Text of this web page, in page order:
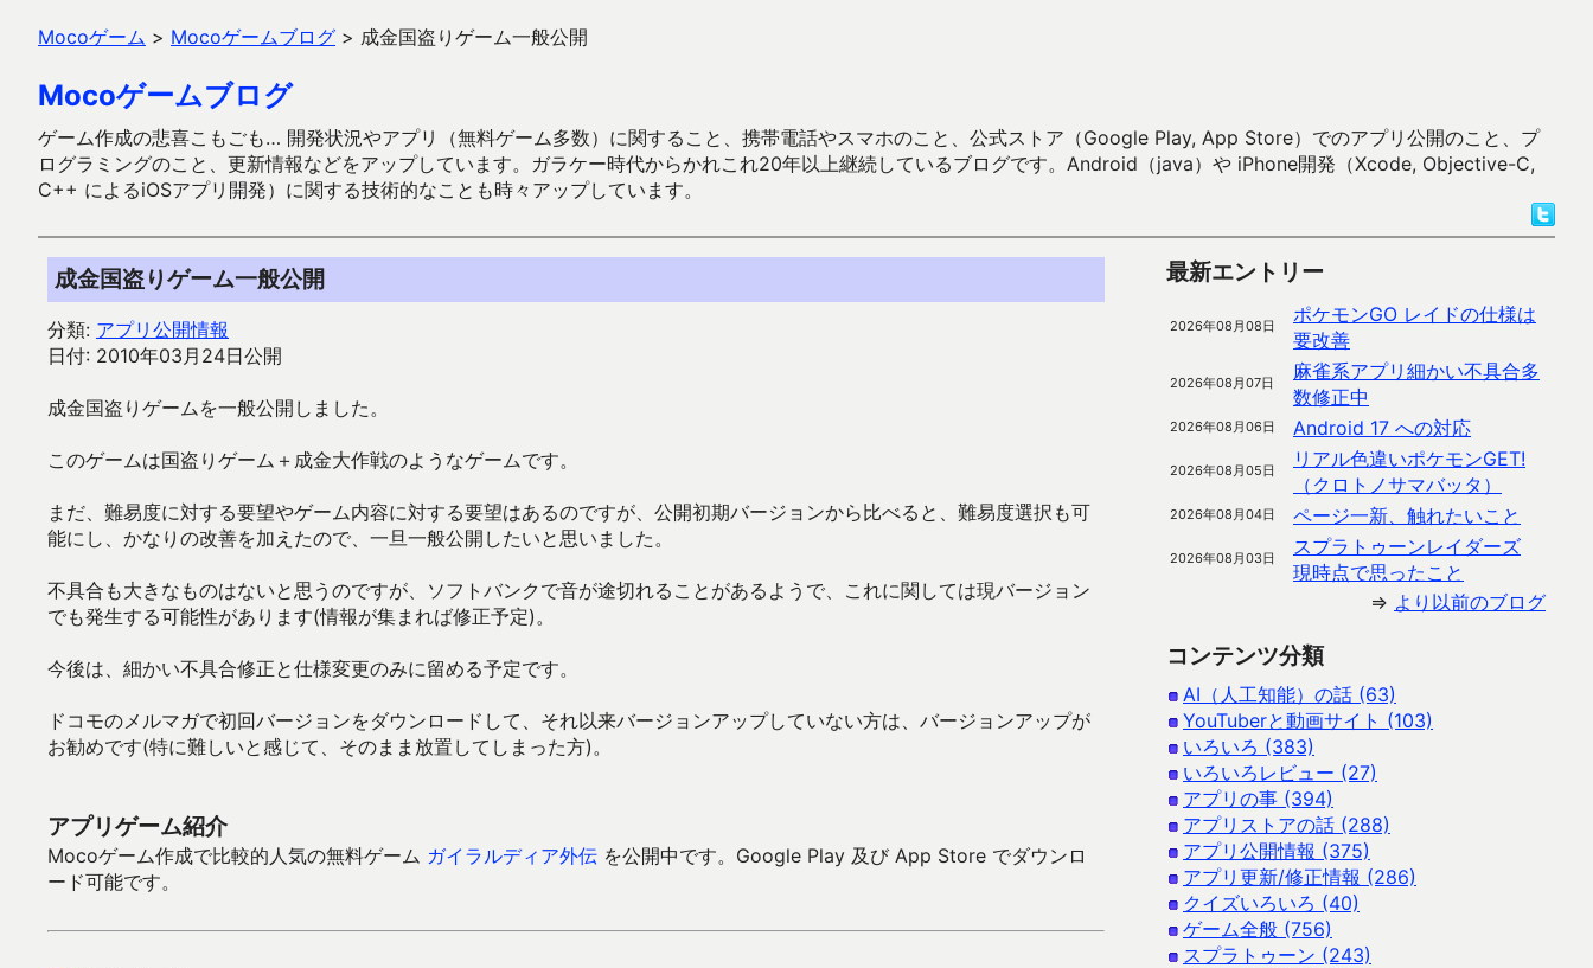
Mocoゲーム > Mocoゲームブログ > 成金国盗りゲーム一般公開
Mocoゲームブログ
ゲーム作成の悲喜こもごも… 開発状況やアプリ（無料ゲーム多数）に関すること、携帯電話やスマホのこと、公式ストア（Google Play, App Store）でのアプリ公開のこと、プ
ログラミングのこと、更新情報などをアップしています。ガラケー時代からかれこれ20年以上継続しているブログです。Android（java）や iPhone開発（Xcode, Objective-C,
C++ によるiOSアプリ開発）に関する技術的なことも時々アップしています。
成金国盗りゲーム一般公開
分類: アプリ公開情報
日付: 2010年03月24日公開
成金国盗りゲームを一般公開しました。
このゲームは国盗りゲーム＋成金大作戦のようなゲームです。
まだ、難易度に対する要望やゲーム内容に対する要望はあるのですが、公開初期バージョンから比べると、難易度選択も可
能にし、かなりの改善を加えたので、一旦一般公開したいと思いました。
不具合も大きなものはないと思うのですが、ソフトバンクで音が途切れることがあるようで、これに関しては現バージョン
でも発生する可能性があります(情報が集まれば修正予定)。
今後は、細かい不具合修正と仕様変更のみに留める予定です。
ドコモのメルマガで初回バージョンをダウンロードして、それ以来バージョンアップしていない方は、バージョンアップが
お勧めです(特に難しいと感じて、そのまま放置してしまった方)。
アプリゲーム紹介
Mocoゲーム作成で比較的人気の無料ゲーム ガイラルディア外伝 を公開中です。Google Play 及び App Store でダウンロ
ード可能です。
最新エントリー
2026年08月08日
ポケモンGO レイドの仕様は
要改善
2026年08月07日
麻雀系アプリ細かい不具合多
数修正中
2026年08月06日 Android 17 への対応
2026年08月05日
リアル色違いポケモンGET!
（クロトノサマバッタ）
2026年08月04日 ページ一新、触れたいこと
2026年08月03日
スプラトゥーンレイダーズ
現時点で思ったこと
⇒ より以前のブログ
コンテンツ分類
AI（人工知能）の話 (63)
YouTuberと動画サイト (103)
いろいろ (383)
いろいろレビュー (27)
アプリの事 (394)
アプリストアの話 (288)
アプリ公開情報 (375)
アプリ更新/修正情報 (286)
クイズいろいろ (40)
ゲーム全般 (756)
スプラトゥーン (243)